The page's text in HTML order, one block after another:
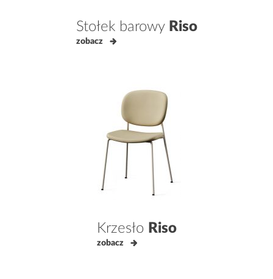
Stołek barowy Riso
zobacz
Krzesło Riso
zobacz